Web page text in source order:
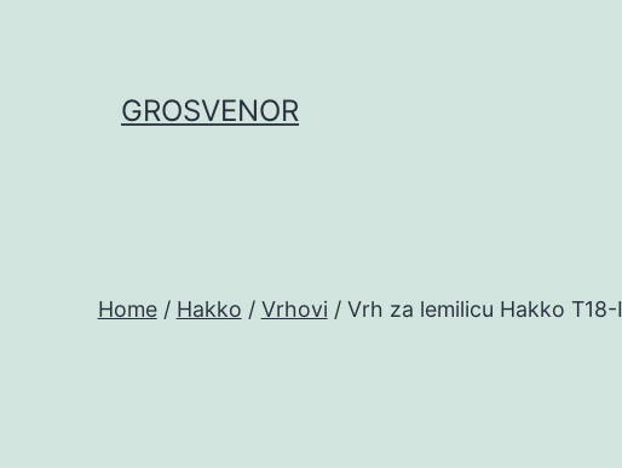
GROSVENOR
Home/ Hakko / Vrhovi / Vrh za lemilicu Hakko T18-I